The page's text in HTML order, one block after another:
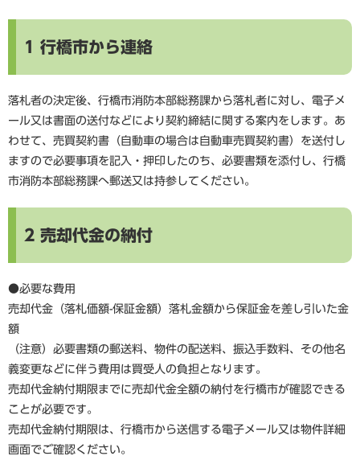
1 行橋市から連絡
落札者の決定後、行橋市消防本部総務課から落札者に対し、電子メ
ール又は書面の送付などにより契約締結に関する案内をします。あ
わせて、売買契約書（自動車の場合は自動車売買契約書）を送付し
ますので必要事項を記入・押印したのち、必要書類を添付し、行橋
市消防本部総務課へ郵送又は持参してください。
2 売却代金の納付
●必要な費用
売却代金（落札価額-保証金額）落札金額から保証金を差し引いた金
額
（注意）必要書類の郵送料、物件の配送料、振込手数料、その他名
義変更などに伴う費用は買受人の負担となります。
売却代金納付期限までに売却代金全額の納付を行橋市が確認できる
ことが必要です。
売却代金納付期限は、行橋市から送信する電子メール又は物件詳細
画面でご確認ください。